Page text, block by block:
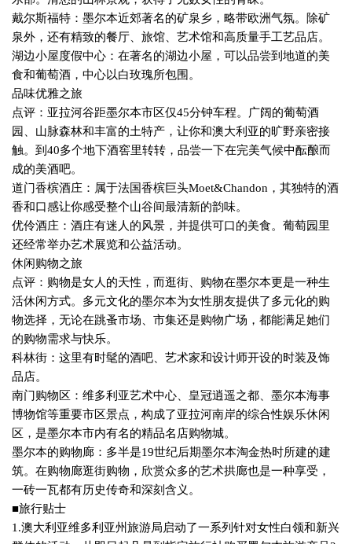
戴尔斯福特：墨尔本近郊著名的矿泉乡，略带欧洲气氛。除矿
泉外，还有精致的餐厅、旅馆、艺术馆和高质量手工艺品店。
湖边小屋度假中心：在著名的湖边小屋，可以品尝到地道的美
食和葡萄酒，中心以白玫瑰所包围。
品味优雅之旅
点评：亚拉河谷距墨尔本市区仅45分钟车程。广阔的葡萄酒
园、山脉森林和丰富的土特产，让你和澳大利亚的旷野亲密接
触。到 40多个地下酒窖里转转，品尝一下在完美气候中酝酿而
成的美酒吧。
道门香槟酒庄：属于法国香槟巨头Moet&Chandon ，其独特的酒
香和口感让你感受整个山谷间最清新的韵味。
优伶酒庄：酒庄有迷人的风景，并提供可口的美食。葡萄园里
还经常举办艺术展览和公益活动。
休闲购物之旅
点评：购物是女人的天性，而逛街、购物在墨尔本更是一种生
活休闲方式。多元文化的墨尔本为女性朋友提供了多元化的购
物选择，无论在跳蚤市场、市集还是购物广场，都能满足她们
的购物需求与快乐。
科林街：这里有时髦的酒吧、艺术家和设计师开设的时装及饰
品店。
南门购物区：维多利亚艺术中心、皇冠逍遥之都、墨尔本海事
博物馆等重要市区景点，构成了亚拉河南岸的综合性娱乐休闲
区，是墨尔本市内有名的精品名店购物城。
墨尔本的购物廊：多半是19世纪后期墨尔本淘金热时所建的建
筑。在购物廊逛街购物，欣赏众多的艺术拱廊也是一种享受，
一砖一瓦都有历史传奇和深刻含义。
■旅行贴士
1.澳大利亚维多利亚州旅游局启动了一系列针对女性白领和新兴